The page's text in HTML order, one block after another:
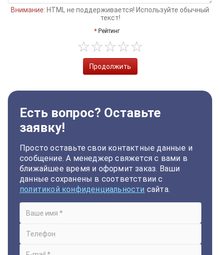
Внимание: HTML не поддерживается! Используйте обычный
текст!
Рейтинг
Продолжить
Есть вопрос? Оставьте
заявку!
Просто оставьте свои контактные данные и
сообщение. А менеджер свяжется с вами в
ближайшее время и оформит заказ. Ваши
данные сохранены в соответствии с
политикой конфиденциальности сайта.